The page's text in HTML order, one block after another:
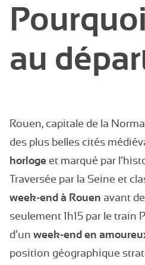
au
Rouen, capitale de la
des plus belles cités
horloge et marqué par
Traversée par la Seine et
week-end à Rouen avant
seulement 1h15 par le train
d’un week-end en
position géographique